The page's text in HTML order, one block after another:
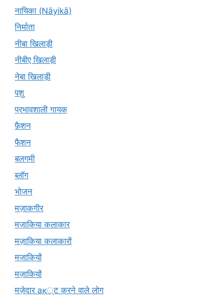
नायिका (Nāyikā)
निर्माता
नीबा खिलाड़ी
नीबीए खिलाड़ी
नेबा खिलाड़ी
पशु
प्रभावशाली गायक
फ़ैशन
फैशन
बलगमी
ब्लॉग
भोजन
मज़ाकगीर
मजाकिया कलाकार
मज़ाकिया कलाकारों
मजाकियों
मज़ाकियों
मज़ेदार ак्ट करने वाले लोग